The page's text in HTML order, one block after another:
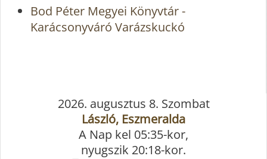
Bod Péter Megyei Könyvtár -
Karácsonyváró Varázskuckó
2026. augusztus 8. Szombat
László, Eszmeralda
A Nap kel 05:35-kor,
nyugszik 20:18-kor.